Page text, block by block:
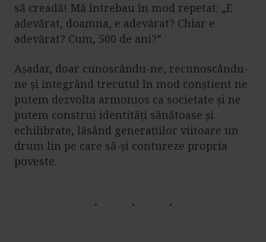
să creadă! Mă întrebau în mod repetat: „E
adevărat, doamna, e adevărat? Chiar e
adevărat? Cum, 500 de ani?”
Așadar, doar cunoscându-ne, recunoscându-
ne și integrând trecutul în mod conștient ne
putem dezvolta armonios ca societate și ne
putem construi identități sănătoase și
echilibrate, lăsând generațiilor viitoare un
drum lin pe care să-și contureze propria
poveste.